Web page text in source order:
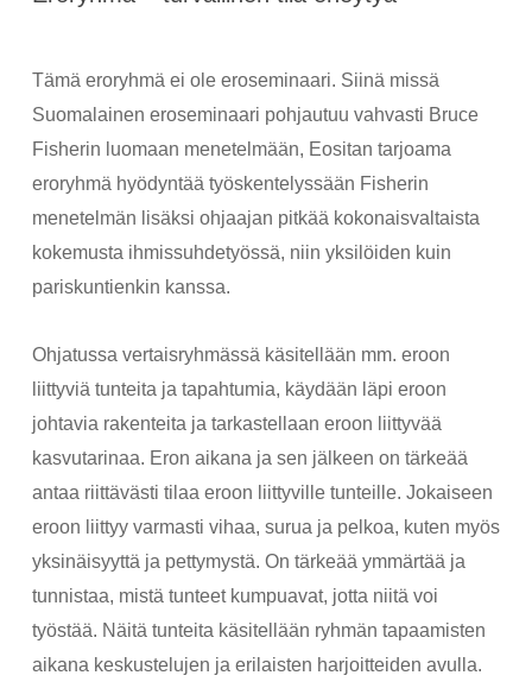
Tämä eroryhmä ei ole eroseminaari. Siinä missä
Suomalainen eroseminaari pohjautuu vahvasti Bruce
Fisherin luomaan menetelmään, Eositan tarjoama
eroryhmä hyödyntää työskentelyssään Fisherin
menetelmän lisäksi ohjaajan pitkää kokonaisvaltaista
kokemusta ihmissuhdetyössä, niin yksilöiden kuin
pariskuntienkin kanssa.
Ohjatussa vertaisryhmässä käsitellään mm. eroon
liittyviä tunteita ja tapahtumia, käydään läpi eroon
johtavia rakenteita ja tarkastellaan eroon liittyvää
kasvutarinaa. Eron aikana ja sen jälkeen on tärkeää
antaa riittävästi tilaa eroon liittyville tunteille. Jokaiseen
eroon liittyy varmasti vihaa, surua ja pelkoa, kuten myös
yksinäisyyttä ja pettymystä. On tärkeää ymmärtää ja
tunnistaa, mistä tunteet kumpuavat, jotta niitä voi
työstää. Näitä tunteita käsitellään ryhmän tapaamisten
aikana keskustelujen ja erilaisten harjoitteiden avulla.